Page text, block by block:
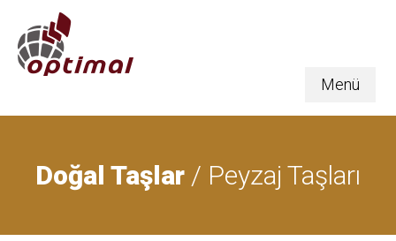
Menü
Doğal Taşlar / Peyzaj Taşları